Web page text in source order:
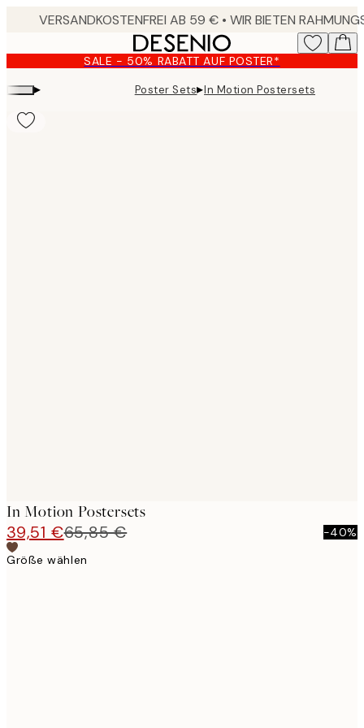
content.
SALE - 50% RABATT AUF POSTER*
▸ Poster Sets▸In Motion Postersets
In Motion Postersets
39,51 €65,85 €
-40%
Größe wählen